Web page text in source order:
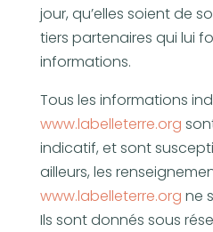
jour, qu’elles soient de
tiers partenaires qui lui
informations.
Tous les informations
www.labelleterre.org
indicatif, et sont
ailleurs, les
www.labelleterre.org ne
Ils sont donnés sous